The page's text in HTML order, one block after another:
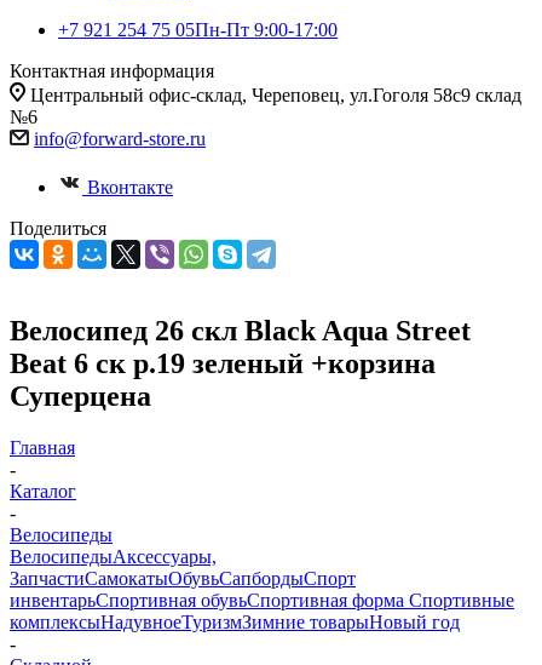
+7 921 254 75 05Пн-Пт 9:00-17:00
Контактная информация
Центральный офис-склад, Череповец, ул.Гоголя 58с9 склад
№6
info@forward-store.ru
Вконтакте
Поделиться
Велосипед 26 скл Black Aqua Street
Beat 6 ск р.19 зеленый +корзина
Суперцена
Главная
-
Каталог
-
Велосипеды
ВелосипедыАксессуары,
ЗапчастиСамокатыОбувьСапбордыСпорт
инвентарьСпортивная обувьСпортивная форма Спортивные
комплексыНадувноеТуризмЗимние товарыНовый год
-